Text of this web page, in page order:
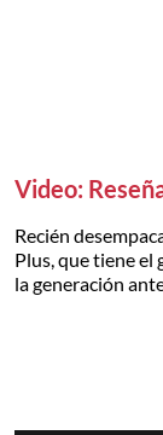
Video:
Recién
Plus, que tiene el
la generación